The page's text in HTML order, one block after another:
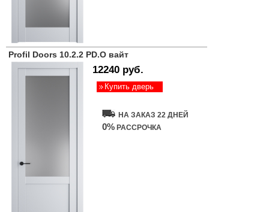
Profil Doors 10.2.2 PD.O вайт
12240 руб.
Купить дверь
НА ЗАКАЗ 22 ДНЕЙ
0% РАССРОЧКА